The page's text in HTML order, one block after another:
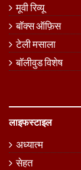
मूवी रिव्यू
बॉक्स ऑफ़िस
टेली मसाला
बॉलीवुड विशेष
लाइफस्टाइल
अध्यात्म
सेहत